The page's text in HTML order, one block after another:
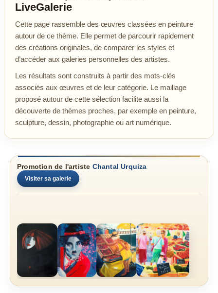
LiveGalerie
Cette page rassemble des œuvres classées en peinture
autour de ce thème. Elle permet de parcourir rapidement
des créations originales, de comparer les styles et
d’accéder aux galeries personnelles des artistes.
Les résultats sont construits à partir des mots-clés
associés aux œuvres et de leur catégorie. Le maillage
proposé autour de cette sélection facilite aussi la
découverte de thèmes proches, par exemple en peinture,
sculpture, dessin, photographie ou art numérique.
Promotion de l'artiste Chantal Urquiza
Visiter sa galerie